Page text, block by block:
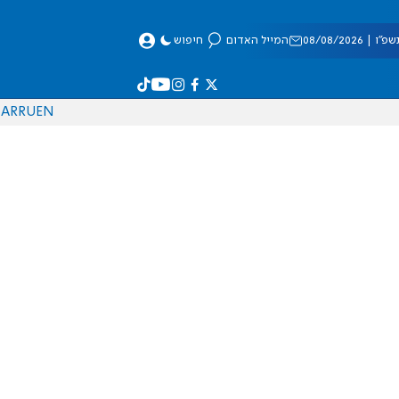
08/2026 המייל האדום חיפוש
EN
RU
AR